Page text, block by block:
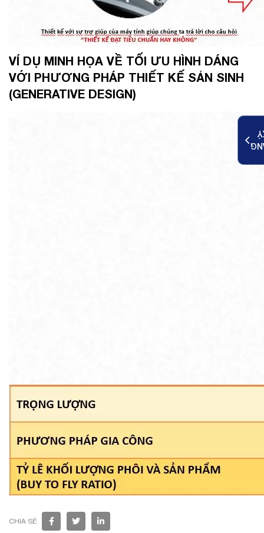
VÍ DỤ MINH HỌA VỀ TỐI ƯU HÌNH DÁNG
VỚI PHƯƠNG PHÁP THIẾT KẾ SẢN SINH
(GENERATIVE DESIGN)
CHIA SẺ